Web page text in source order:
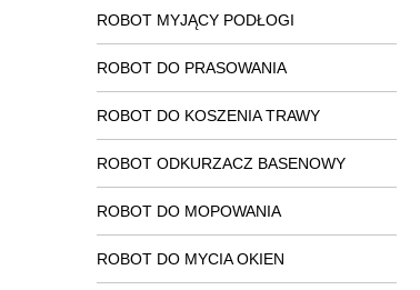
ROBOT MYJĄCY PODŁOGI
ROBOT DO PRASOWANIA
ROBOT DO KOSZENIA TRAWY
ROBOT ODKURZACZ BASENOWY
ROBOT DO MOPOWANIA
ROBOT DO MYCIA OKIEN